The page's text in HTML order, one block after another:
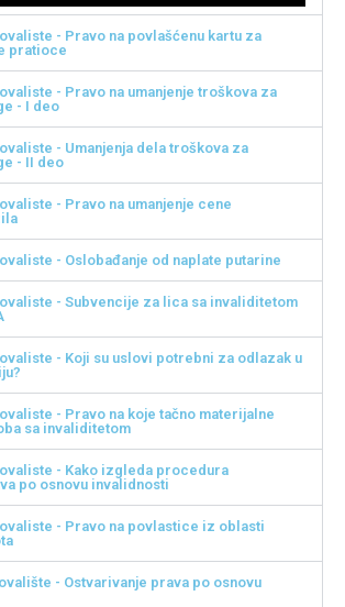
- Pravo na povlašćenu kartu za
pratioce
- Pravo na umanjenje troškova za
- I deo
- Umanjenja dela troškova za
- II deo
- Pravo na umanjenje cene
- Oslobađanje od naplate putarine
- Subvencije za lica sa invaliditetom
- Koji su uslovi potrebni za odlazak u
- Pravo na koje tačno materijalne
sa invaliditetom
- Kako izgleda procedura
po osnovu invalidnosti
- Pravo na povlastice iz oblasti
- Ostvarivanje prava po osnovu